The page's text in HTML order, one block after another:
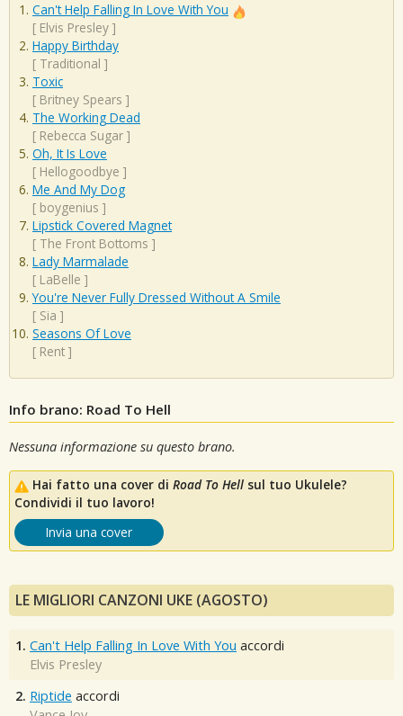
Can't Help Falling In Love With You
[ Elvis Presley ]
Happy Birthday
[ Traditional ]
Toxic
[ Britney Spears ]
The Working Dead
[ Rebecca Sugar ]
Oh, It Is Love
[ Hellogoodbye ]
Me And My Dog
[ boygenius ]
Lipstick Covered Magnet
[ The Front Bottoms ]
Lady Marmalade
[ LaBelle ]
You're Never Fully Dressed Without A Smile
[ Sia ]
Seasons Of Love
[ Rent ]
Info brano: Road To Hell
Nessuna informazione su questo brano.
Hai fatto una cover di Road To Hell sul tuo Ukulele?
Condividi il tuo lavoro!
Invia una cover
LE MIGLIORI CANZONI UKE (AGOSTO)
1. Can't Help Falling In Love With You accordi
Elvis Presley
2. Riptide accordi